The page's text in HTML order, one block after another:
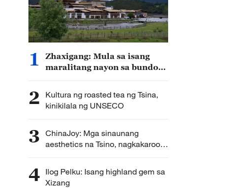
1
Zhaxigang: Mula sa isang
maralitang nayon sa bundok
2
Kultura ng roasted tea ng Tsina,
kinikilala ng UNSECO
3 ChinaJoy: Mga sinaunang
aesthetics na Tsino, nagkakaroon
ng mga bagong anyo
4 Ilog Pelku: Isang highland gem sa
Xizang